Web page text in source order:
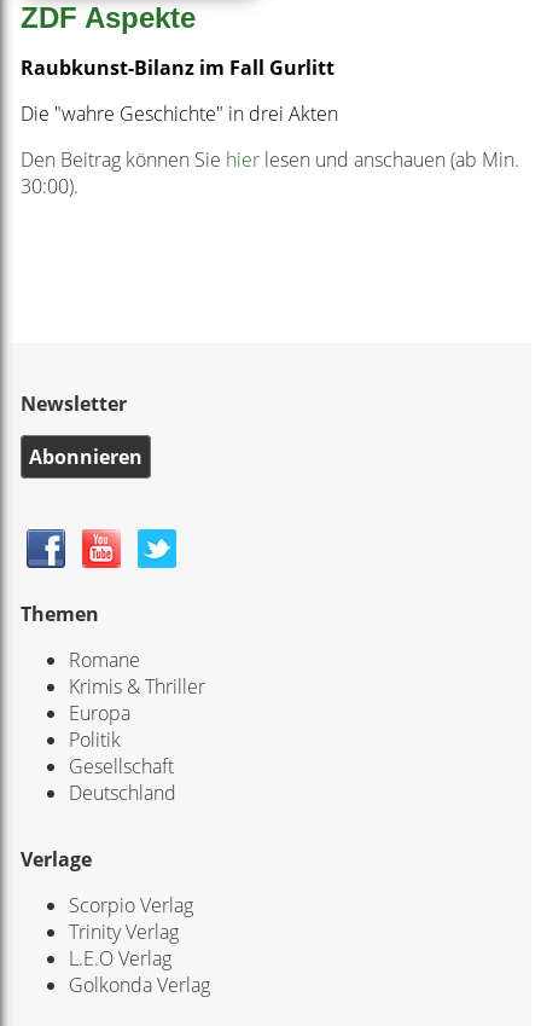
ZDF Aspekte
Raubkunst-Bilanz im Fall Gurlitt
Die "wahre Geschichte" in drei Akten
Den Beitrag können Sie hierlesen und anschauen (ab Min.
30:00).
Newsletter
Abonnieren
Themen
Romane
Krimis & Thriller
Europa
Politik
Gesellschaft
Deutschland
Verlage
Scorpio Verlag
Trinity Verlag
L.E.O Verlag
Golkonda Verlag